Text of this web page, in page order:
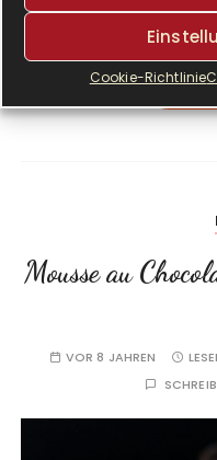
Cookie-Richtlinie
Mousse au
VOR 8 JAHREN